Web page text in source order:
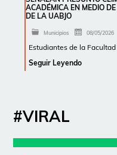
ACADÉMICA EN MEDIO
DE LA UABJO
Municipios 08/05/2026
Estudiantes de la
Seguir Leyendo
#VIRAL